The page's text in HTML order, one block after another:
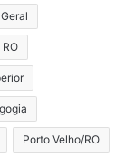
Porto Velho/RO